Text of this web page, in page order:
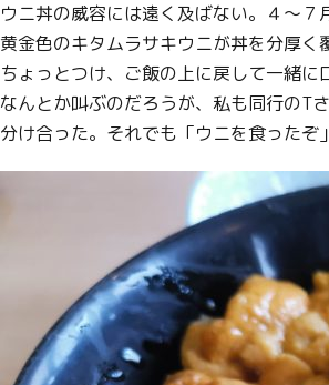
ウニ丼の威容には遠く及ばない。４～７
黄金色のキタムラサキウニが丼を分厚
ちょっとつけ、ご飯の上に戻して一緒
なんとか叫ぶのだろうが、私も同行のT
分け合った。それでも「ウニを食ったぞ